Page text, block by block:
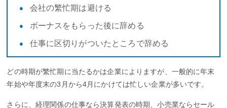
会社の繁忙期は避ける
ボーナスをもらった後に辞める
仕事に区切りがついたところで辞める
どの時期が繁忙期に当たるかは企業によりますが、一般的に年末
年始や年度末の3月から4月にかけては忙しい企業が多いです。
さらに、経理関係の仕事なら決算発表の時期、小売業ならセール